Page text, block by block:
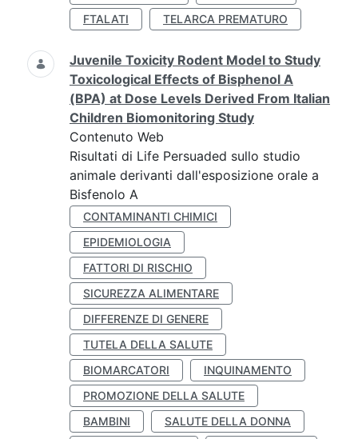
FTALATI
TELARCA PREMATURO
Juvenile Toxicity Rodent Model to Study
Toxicological Effects of Bisphenol A
(BPA) at Dose Levels Derived From Italian
Children Biomonitoring Study
Contenuto Web
Risultati di Life Persuaded sullo studio
animale derivanti dall'esposizione orale a
Bisfenolo A
CONTAMINANTI CHIMICI
EPIDEMIOLOGIA
FATTORI DI RISCHIO
SICUREZZA ALIMENTARE
DIFFERENZE DI GENERE
TUTELA DELLA SALUTE
BIOMARCATORI
INQUINAMENTO
PROMOZIONE DELLA SALUTE
BAMBINI
SALUTE DELLA DONNA